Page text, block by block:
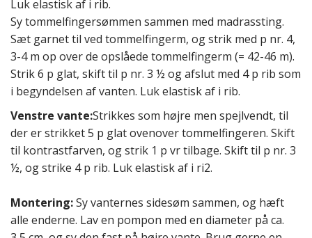
Luk elastisk af i rib.
Sy tommelfingersømmen sammen med madrassting.
Sæt garnet til ved tommelfingerm, og strik med p nr. 4,
3-4 m op over de opslåede tommelfingerm (= 42-46 m).
Strik 6 p glat, skift til p nr. 3 ½ og afslut med 4 p rib som
i begyndelsen af vanten. Luk elastisk af i rib.
Venstre vante:Strikkes som højre men spejlvendt, til
der er strikket 5 p glat ovenover tommelfingeren. Skift
til kontrastfarven, og strik 1 p vr tilbage. Skift til p nr. 3
½, og strike 4 p rib. Luk elastisk af i ri2.
Montering:Sy vanternes sidesøm sammen, og hæft
alle enderne. Lav en pompon med en diameter på ca.